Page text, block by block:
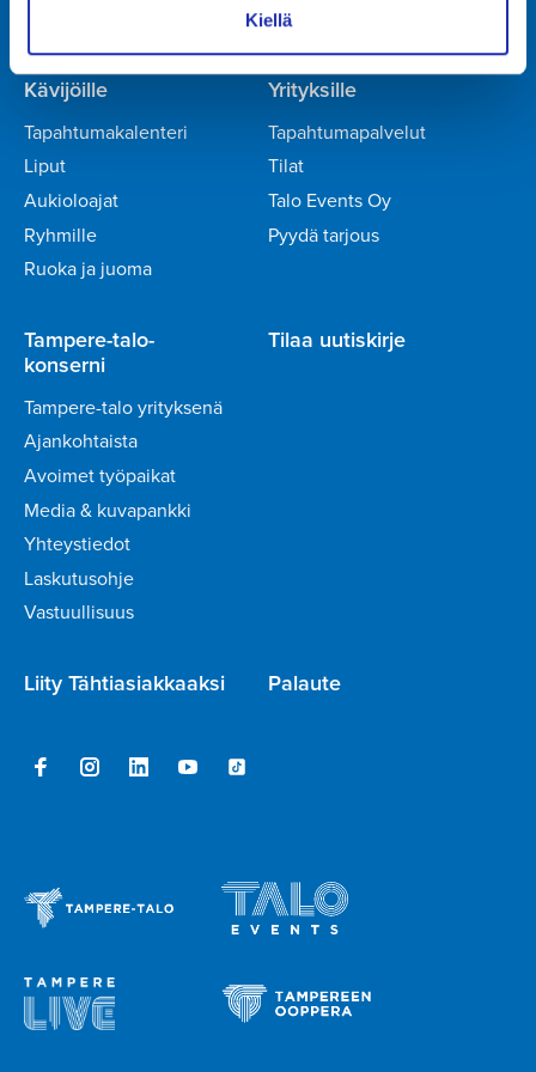
Kiellä
Kävijöille
Tapahtumakalenteri
Liput
Aukioloajat
Ryhmille
Ruoka ja juoma
Yrityksille
Tapahtumapalvelut
Tilat
Talo Events Oy
Pyydä tarjous
Tampere-talo-
konserni
Tampere-talo yrityksenä
Ajankohtaista
Avoimet työpaikat
Media & kuvapankki
Yhteystiedot
Laskutusohje
Vastuullisuus
Tilaa uutiskirje
Liity Tähtiasiakkaaksi Palaute